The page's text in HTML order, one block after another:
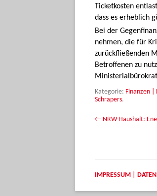
Ticketkosten
dass es erheblich
Bei der
nehmen, die für
zurückfließenden
Betroffenen zu
Kategorie: Finanzen |
Schrapers.
Beitrags-Navigation
← NRW-Haushalt:
IMPRESSUM |